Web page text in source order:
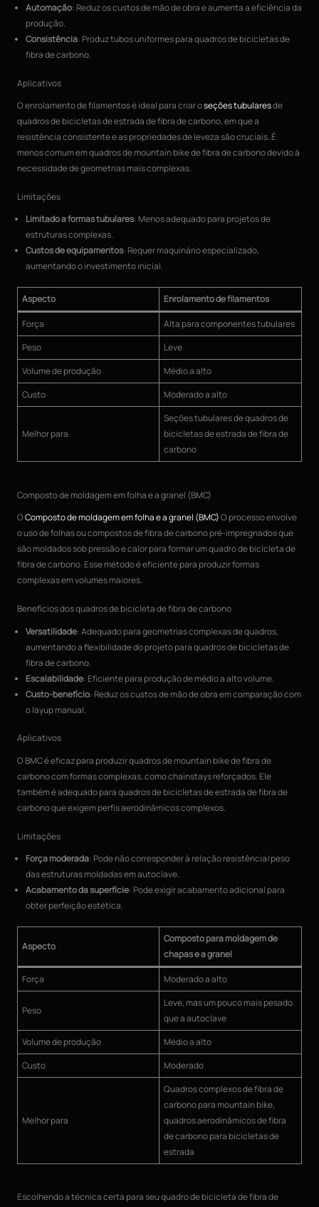
Automação: Reduz os custos de mão de obra e aumenta a eficiência da
produção.
Consistência: Produz tubos uniformes para quadros de bicicletas de
fibra de carbono.
Aplicativos
O enrolamento de filamentos é ideal para criar oseções tubularesde
quadros de bicicletas de estrada de fibra de carbono, em que a
resistência consistente e as propriedades de leveza são cruciais. É
menos comum em quadros de mountain bike de fibra de carbono devido à
necessidade de geometrias mais complexas.
Limitações
Limitado a formas tubulares: Menos adequado para projetos de
estruturas complexas.
Custos de equipamentos: Requer maquinário especializado,
aumentando o investimento inicial.
Aspecto Enrolamento de filamentos
Força
Alta para componentes tubulares
Peso
Leve
Volume de produção
Médio a alto
Custo
Moderado a alto
Melhor para
Seções tubulares de quadros de
bicicletas de estrada de fibra de
carbono
Composto de moldagem em folha e a granel (BMC)
OComposto de moldagem em folha e a granel (BMC)O processo envolve
o uso de folhas ou compostos de fibra de carbono pré-impregnados que
são moldados sob pressão e calor para formar um quadro de bicicleta de
fibra de carbono. Esse método é eficiente para produzir formas
complexas em volumes maiores.
Benefícios dos quadros de bicicleta de fibra de carbono
Versatilidade: Adequado para geometrias complexas de quadros,
aumentando a flexibilidade do projeto para quadros de bicicletas de
fibra de carbono.
Escalabilidade: Eficiente para produção de médio a alto volume.
Custo-benefício: Reduz os custos de mão de obra em comparação com
o layup manual.
Aplicativos
O BMC é eficaz para produzir quadros de mountain bike de fibra de
carbono com formas complexas, como chainstays reforçados. Ele
também é adequado para quadros de bicicletas de estrada de fibra de
carbono que exigem perfis aerodinâmicos complexos.
Limitações
Força moderada: Pode não corresponder à relação resistência/peso
das estruturas moldadas em autoclave.
Acabamento da superfície: Pode exigir acabamento adicional para
obter perfeição estética.
Aspecto
Composto para moldagem de
chapas e a granel
Força Moderado a alto
Peso
Leve, mas um pouco mais pesado
que a autoclave
Volume de produção
Médio a alto
Custo
Moderado
Melhor para
Quadros complexos de fibra de
carbono para mountain bike,
quadros aerodinâmicos de fibra
de carbono para bicicletas de
estrada
Escolhendo a técnica certa para seu quadro de bicicleta de fibra de